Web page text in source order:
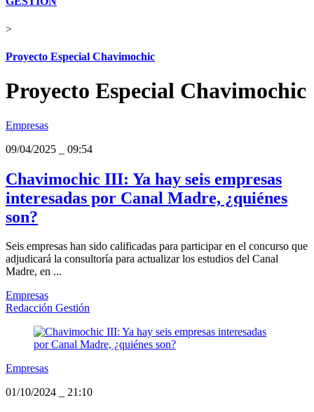
>
Proyecto Especial Chavimochic
Proyecto Especial Chavimochic
Empresas
09/04/2025
09:54
Chavimochic III: Ya hay seis empresas
interesadas por Canal Madre, ¿quiénes
son?
Seis empresas han sido calificadas para participar en el concurso que
adjudicará la consultoría para actualizar los estudios del Canal
Madre, en ...
Empresas
Redacción Gestión
Empresas
01/10/2024
21:10